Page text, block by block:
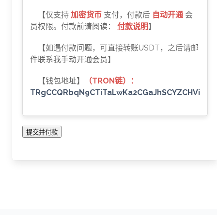
【仅支持 加密货币支付，付款后 自动开通会
员权限。付款前请阅读： 付款说明】
【如遇付款问题，可直接转账USDT，之后请邮
件联系我手动开通会员】
【钱包地址】
（TRON链）：
TRgCCQRbqN9CTiTaLwKa2CGaJhSCYZCHVi